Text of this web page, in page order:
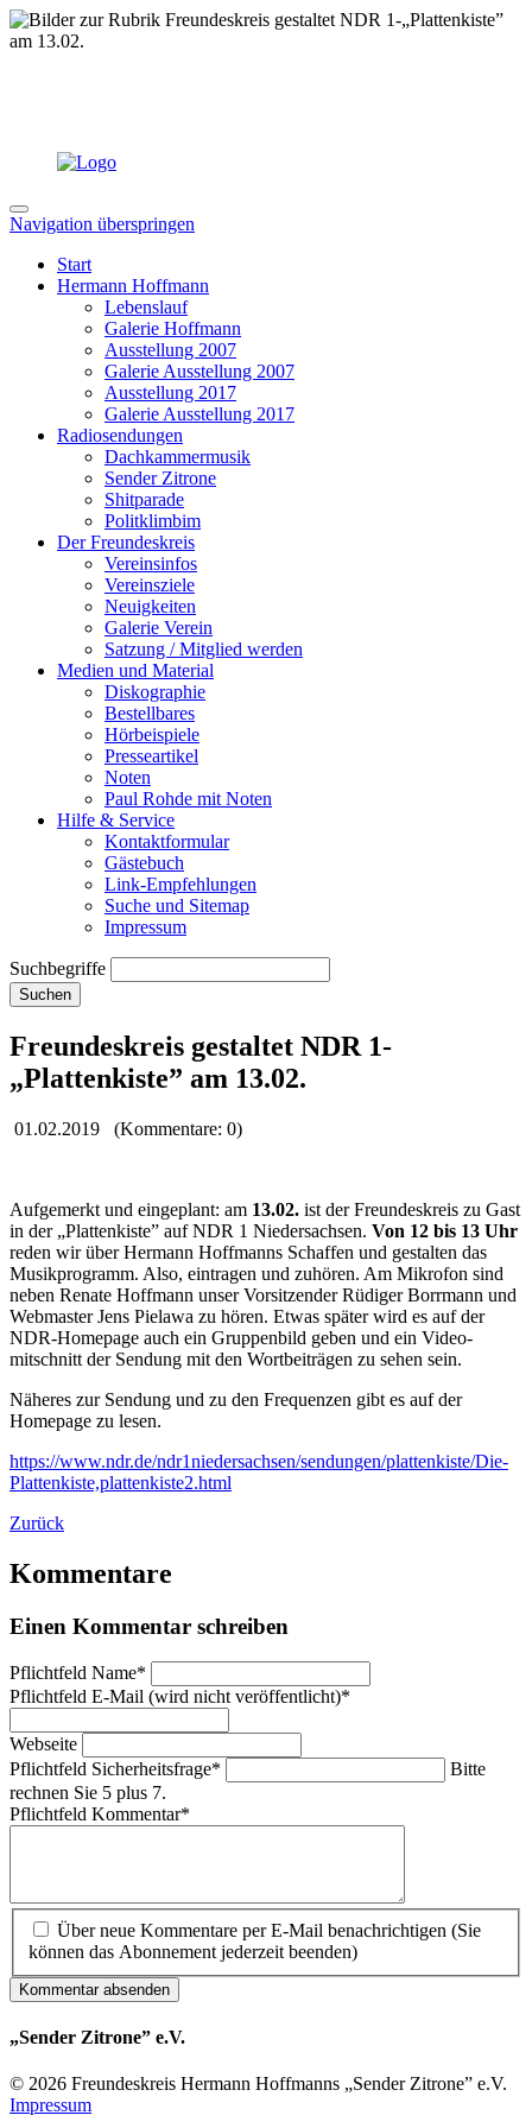
Navigation überspringen
Start
Hermann Hoffmann
Lebenslauf
Galerie Hoffmann
Ausstellung 2007
Galerie Ausstellung 2007
Ausstellung 2017
Galerie Ausstellung 2017
Radiosendungen
Dachkammermusik
Sender Zitrone
Shitparade
Politklimbim
Der Freundeskreis
Vereinsinfos
Vereinsziele
Neuigkeiten
Galerie Verein
Satzung / Mitglied werden
Medien und Material
Diskographie
Bestellbares
Hörbeispiele
Presseartikel
Noten
Paul Rohde mit Noten
Hilfe & Service
Kontaktformular
Gästebuch
Link-Empfehlungen
Suche und Sitemap
Impressum
Suchbegriffe
Suchen
Freundeskreis gestaltet NDR 1-
„Plattenkiste” am 13.02.
01.02.2019 (Kommentare: 0)
Aufgemerkt und eingeplant: am 13.02. ist der Freundes­kreis zu Gast
in der „Platten­kiste” auf NDR 1 Nieder­sachsen. Von 12 bis 13 Uhr
reden wir über Hermann Hoffmanns Schaffen und gestalten das
Musik­programm. Also, eintragen und zuhören. Am Mikrofon sind
neben Renate Hoffmann unser Vorsitzender Rüdiger Borrmann und
Webmaster Jens Pielawa zu hören. Etwas später wird es auf der
NDR-Homepage auch ein Gruppen­bild geben und ein Video­
mitschnitt der Sendung mit den Wort­beiträgen zu sehen sein.
Näheres zur Sendung und zu den Frequenzen gibt es auf der
Homepage zu lesen.
https://www.ndr.de/ndr1niedersachsen/sendungen/plattenkiste/Die-
Plattenkiste,plattenkiste2.html
Zurück
Kommentare
Einen Kommentar schreiben
Pflichtfeld Name*
Pflichtfeld E-Mail (wird nicht veröffentlicht)*
Webseite
Pflichtfeld Sicherheitsfrage*
Bitte
rechnen Sie 5 plus 7.
Pflichtfeld Kommentar*
Über neue Kommentare per E-Mail benachrichtigen (Sie
können das Abonnement jederzeit beenden)
Kommentar absenden
„Sender Zitrone” e.V.
© 2026 Freundes­kreis Her­mann Hoff­manns „Sender Zitrone” e.V.
Impressum